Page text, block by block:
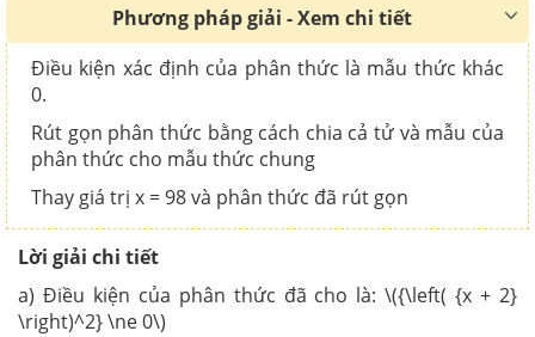
Phương pháp giải - Xem chi tiết
Điều kiện xác định của phân thức là mẫu thức khác
0.
Rút gọn phân thức bằng cách chia cả tử và mẫu của
phân thức cho mẫu thức chung
Thay giá trị x = 98 và phân thức đã rút gọn
Lời giải chi tiết
a) Điều kiện của phân thức đã cho là: \({\left( {x + 2}
\right)^2} \ne 0\)